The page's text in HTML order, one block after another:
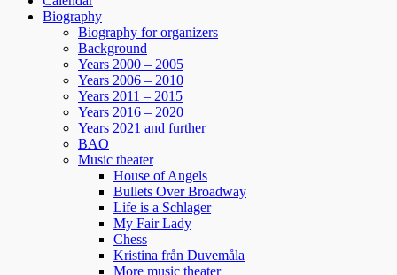
Biography
Biography for organizers
Background
Years 2000 – 2005
Years 2006 – 2010
Years 2011 – 2015
Years 2016 – 2020
Years 2021 and further
BAO
Music theater
House of Angels
Bullets Over Broadway
Life is a Schlager
My Fair Lady
Chess
Kristina från Duvemåla
More music theater